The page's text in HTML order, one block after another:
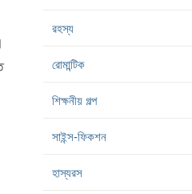
রহস্য
রোমান্টিক
শিক্ষনীয় গল্প
সাইন্স-ফিকশন
হাস্যরস